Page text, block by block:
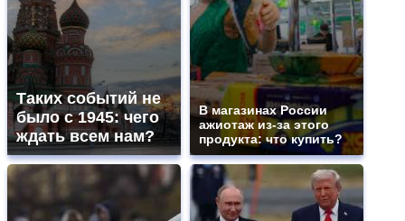
Таких событий не
было с 1945: чего
ждать всем нам?
В магазинах России
ажиотаж из-за этого
продукта: что купить?